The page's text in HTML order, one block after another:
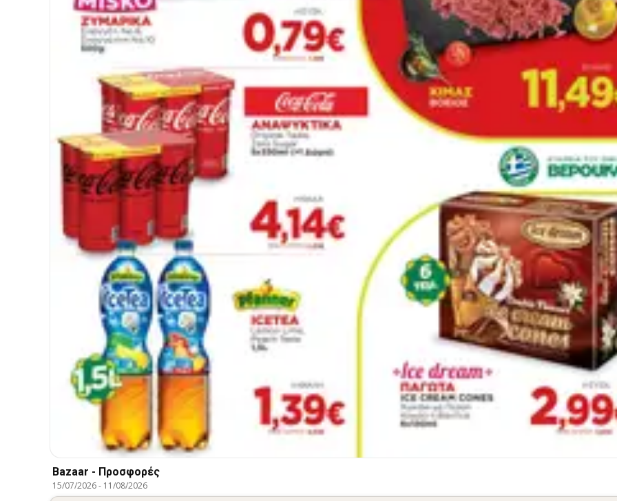
Bazaar - Προσφορές
15/07/2026- 11/08/2026